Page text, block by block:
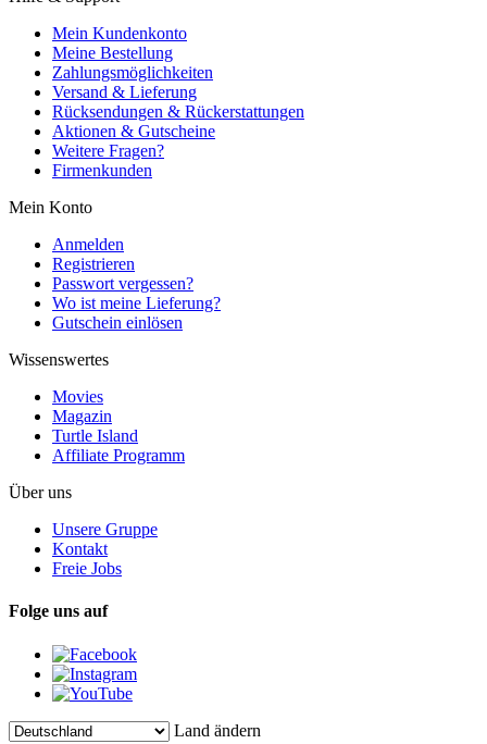
Mein Kundenkonto
Meine Bestellung
Zahlungsmöglichkeiten
Versand & Lieferung
Rücksendungen & Rückerstattungen
Aktionen & Gutscheine
Weitere Fragen?
Firmenkunden
Mein Konto
Anmelden
Registrieren
Passwort vergessen?
Wo ist meine Lieferung?
Gutschein einlösen
Wissenswertes
Movies
Magazin
Turtle Island
Affiliate Programm
Über uns
Unsere Gruppe
Kontakt
Freie Jobs
Folge uns auf
Land ändern